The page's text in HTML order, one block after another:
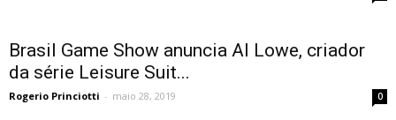
Brasil Game Show anuncia Al Lowe, criador
da série Leisure Suit...
Rogerio Princiotti - maio 28, 2019 0